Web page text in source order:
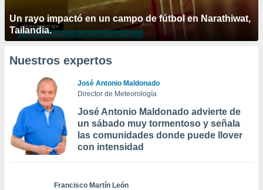
Un rayo impactó en un campo de fútbol en Narathiwat,
Tailandia.
Nuestros expertos
José Antonio Maldonado
Director de Meteorología
José Antonio Maldonado advierte de
un sábado muy tormentoso y señala
las comunidades donde puede llover
con intensidad
Francisco Martín León